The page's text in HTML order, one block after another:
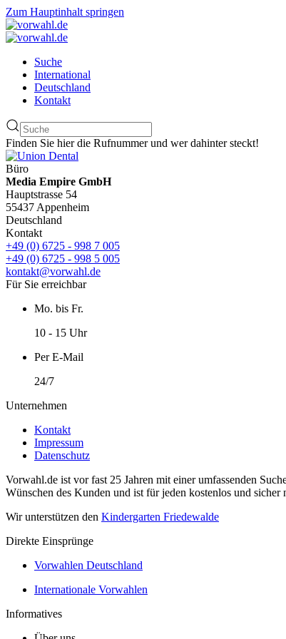
Zum Hauptinhalt springen
Suche
International
Deutschland
Kontakt
Finden Sie hier die Rufnummer und wer dahinter steckt!
Büro
Media Empire GmbH
Hauptstrasse 54
55437 Appenheim
Deutschland
Kontakt
+49 (0) 6725 - 998 7 005
+49 (0) 6725 - 998 5 005
kontakt@vorwahl.de
Für Sie erreichbar
Mo. bis Fr.
10 - 15 Uhr
Per E-Mail
24/7
Unternehmen
Kontakt
Impressum
Datenschutz
Vorwahl.de ist vor fast 25 Jahren mit einer umfassenden
Wünschen des Kunden und ist für jeden kostenlos und sicher
Wir unterstützen den Kindergarten Friedewalde
Direkte Einsprünge
Vorwahlen Deutschland
Internationale Vorwahlen
Informatives